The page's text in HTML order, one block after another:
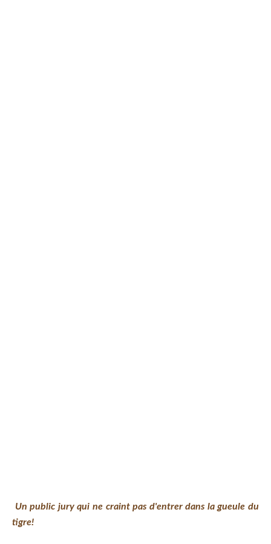
Un public jury qui ne craint pas d'entrer dans la gueule du
tigre!